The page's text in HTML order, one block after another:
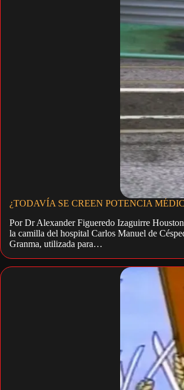
¿TODAVÍA SE CREEN POTENCIA
Por Dr Alexander Figueredo Izaguirre
la camilla del hospital Carlos Manuel de
Granma, utilizada para…